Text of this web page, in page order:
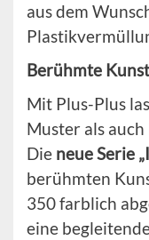
aus dem
Berühmte
Mit Plus-Plus
Muster als
Die neue Serie
berühmten
350 farblich
eine